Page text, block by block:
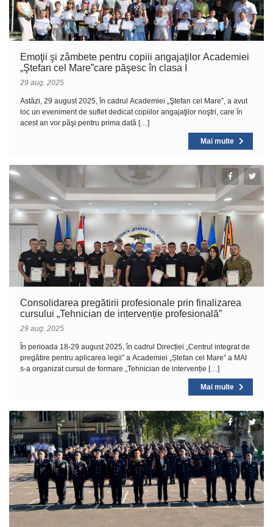
Emoţii şi zâmbete pentru copiii angajaţilor Academiei
„Ştefan cel Mare”care păşesc în clasa I
29 aug. 2025
Astăzi, 29 august 2025, în cadrul Academiei „Ştefan cel Mare”, a avut
loc un eveniment de suflet dedicat copiilor angajaţilor noştri, care în
acest an vor păşi pentru prima dată […]
Mai multe
Consolidarea pregătirii profesionale prin finalizarea
cursului „Tehnician de intervenție profesională”
29 aug. 2025
În perioada 18-29 august 2025, în cadrul Direcției „Centrul integrat de
pregătire pentru aplicarea legii” a Academiei „Ștefan cel Mare” a MAI
s-a organizat cursul de formare „Tehnician de intervenție […]
Mai multe